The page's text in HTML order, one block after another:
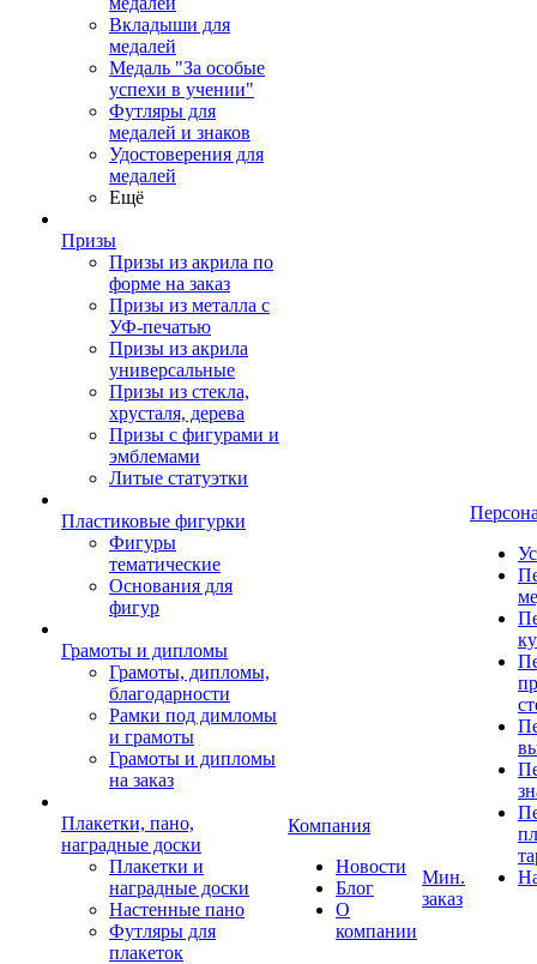
Вкладыши для
медалей
Медаль "За особые
успехи в учении"
Футляры для
медалей и знаков
Удостоверения для
медалей
Ещё
Призы
Призы из акрила по
форме на заказ
Призы из металла с
УФ-печатью
Призы из акрила
универсальные
Призы из стекла,
хрусталя, дерева
Призы с фигурами и
эмблемами
Литые статуэтки
Пластиковые фигурки
Фигуры
тематические
Основания для
фигур
Грамоты и дипломы
Грамоты, дипломы,
благодарности
Рамки под димломы
и грамоты
Грамоты и дипломы
на заказ
Плакетки, пано,
наградные доски
Плакетки и
наградные доски
Настенные пано
Футляры для
плакеток
Компания
Новости
Блог
О
компании
Мин.
заказ